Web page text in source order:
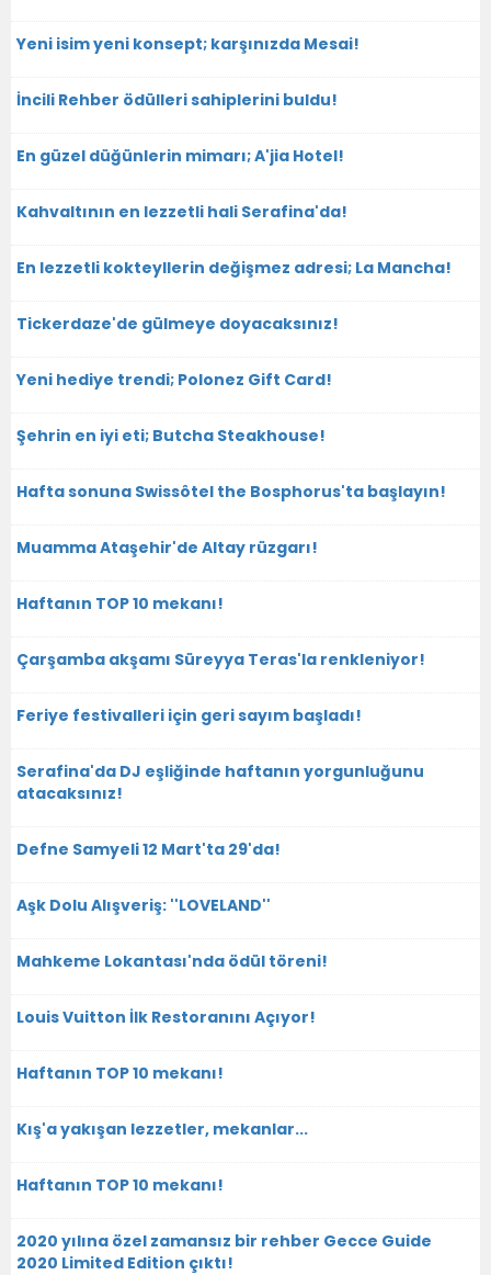
Yeni isim yeni konsept; karşınızda Mesai!
İncili Rehber ödülleri sahiplerini buldu!
En güzel düğünlerin mimarı; A'jia Hotel!
Kahvaltının en lezzetli hali Serafina'da!
En lezzetli kokteyllerin değişmez adresi; La Mancha!
Tickerdaze'de gülmeye doyacaksınız!
Yeni hediye trendi; Polonez Gift Card!
Şehrin en iyi eti; Butcha Steakhouse!
Hafta sonuna Swissôtel the Bosphorus'ta başlayın!
Muamma Ataşehir'de Altay rüzgarı!
Haftanın TOP 10 mekanı!
Çarşamba akşamı Süreyya Teras'la renkleniyor!
Feriye festivalleri için geri sayım başladı!
Serafina'da DJ eşliğinde haftanın yorgunluğunu
atacaksınız!
Defne Samyeli 12 Mart'ta 29'da!
Aşk Dolu Alışveriş: ''LOVELAND''
Mahkeme Lokantası'nda ödül töreni!
Louis Vuitton İlk Restoranını Açıyor!
Haftanın TOP 10 mekanı!
Kış'a yakışan lezzetler, mekanlar...
Haftanın TOP 10 mekanı!
2020 yılına özel zamansız bir rehber Gecce Guide
2020 Limited Edition çıktı!